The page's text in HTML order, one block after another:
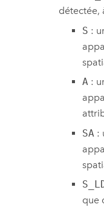
détectée,
S :
A:
SA:
que